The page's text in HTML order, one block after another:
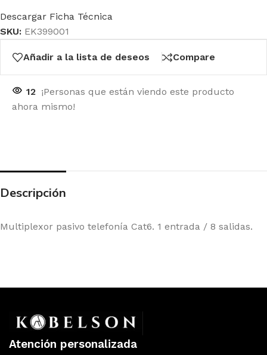
Descargar Ficha Técnica
SKU: EK399001
Añadir a la lista de deseos Compare
12 ¡Personas que están viendo este producto
ahora mismo!
Descripción
Multiplexor pasivo telefonía Cat6. 1 entrada / 8 salidas.
Atención personalizada